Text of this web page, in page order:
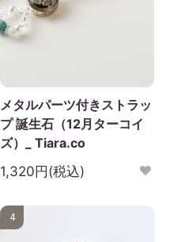
メタルパーツ付きストラッ
プ 誕生石（12月ターコイ
ズ）_ Tiara.co
1,320円(税込)
4